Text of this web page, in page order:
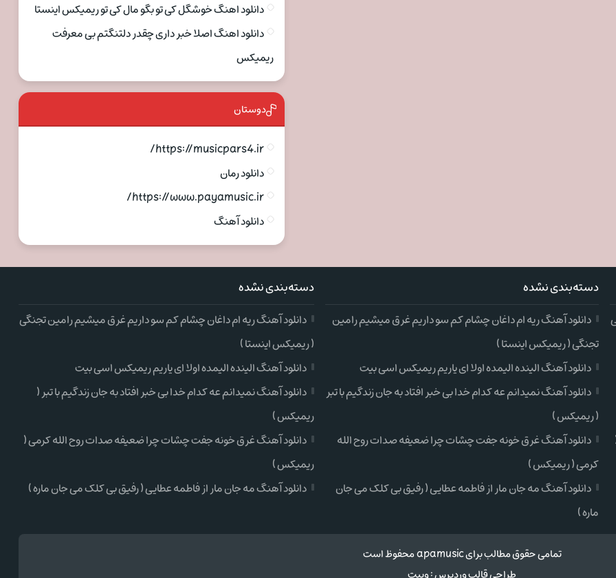
دانلود اهنگ خوشگل کی تو بگو مال کی تو ریمیکس اینستا
دانلود اهنگ اصلا خبر داری چقدر دلتنگتم بی معرفت
ریمیکس
دوستان
https://musicpars4.ir/
دانلود رمان
https://www.payamusic.ir/
دانلود آهنگ
دسته‌بندی نشده
دانلود آهنگ ریه ام داغان چشام کم سو داریم غرق میشیم رامین
تجنگی ( ریمیکس اینستا )
دانلود آهنگ الینده الیمده اولا ای یاریم ریمیکس اسی بیت
دانلود آهنگ نمیدانم عه کدام خدا بی خبر افتاد به جان زندگیم با تبر
( ریمیکس )
دانلود آهنگ غرق خونه جفت چشات چرا ضعیفه صدات روح الله
کرمی ( ریمیکس )
دانلود آهنگ مه جان مار از فاطمه عطایی ( رفیق بی کلک می جان
ماره )
دسته‌بندی نشده
دانلود آهنگ ریه ام داغان چشام کم سو داریم غرق میشیم رامین تجنگی
( ریمیکس اینستا )
دانلود آهنگ الینده الیمده اولا ای یاریم ریمیکس اسی بیت
دانلود آهنگ نمیدانم عه کدام خدا بی خبر افتاد به جان زندگیم با تبر (
ریمیکس )
دانلود آهنگ غرق خونه جفت چشات چرا ضعیفه صدات روح الله کرمی (
ریمیکس )
دانلود آهنگ مه جان مار از فاطمه عطایی ( رفیق بی کلک می جان ماره )
تمامی حقوق مطالب برای apamusic محفوظ است
طراحی قالب وردپرس:وبیت